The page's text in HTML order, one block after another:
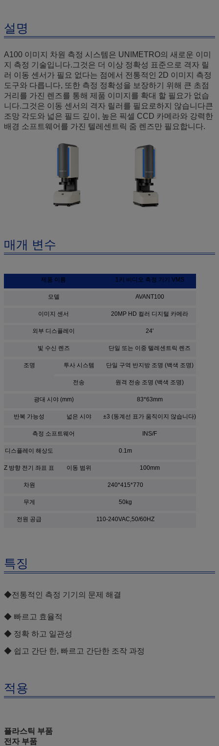
설명
A100 이미지 차원 측정 시스템은 UNIMETRO의 새로운 이미
지 측정 기술입니다.그것은 더 이상 정확성 표준으로 격자 릴
러 이동 센서가 필요 없다는 점에서 전통적인 2D 이미지 측정
도구와 다릅니다, 또한 측정 정확성을 보장하기 위해 큰 초점
거리를 가진 렌즈를 통해 제품 이미지를 확대 할 필요가 없습
니다.그것은 이동 센서의 격자 릴러를 필요로하지 않습니다큰
조망 각도와 넓은 필드 깊이, 높은 픽셀 CCD 카메라와 강력한
배경 소프트웨어를 가진 텔레센트릭 줌 렌즈만 필요합니다.
매개 변수
제품 이름 1키 비디오 측정 기기 VMS
모델 AVANT100
이미지 센서 20MP HD 컬러 디지털 카메라
외부 디스플레이 24'
빛 수신 렌즈 단일 또는 이중 텔레센트릭 렌즈
조명 투사 시스템 단일 구역 반지방 조명 (백색 조명)
전송 원격 전송 조명 (백색 조명)
광대 시야 (mm) 83*63mm
반복 가능성 넓은 시야 ±3 (동계선 표가 움직이지 않습니다)
측정 소프트웨어 INS/F
디스플레이 해상도 0.1m
Z 방향 전기 좌표 표 이동 범위 100mm
차원 240*415*770
무게 50kg
전원 공급 110-240VAC,50/60HZ
특징
◆전통적인 측정 기기의 문제 해결
◆ 빠르고 효율적
◆ 정확 하고 일관성
◆ 쉽고 간단 한, 빠르고 간단한 조작 과정
적용
플라스틱 부품
전자 부품